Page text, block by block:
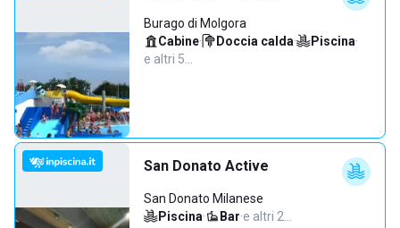
Burago di Molgora
Cabine· Doccia calda· Piscina·
e altri 5…
San Donato Active
San Donato Milanese
Piscina· Bar·e altri 2…